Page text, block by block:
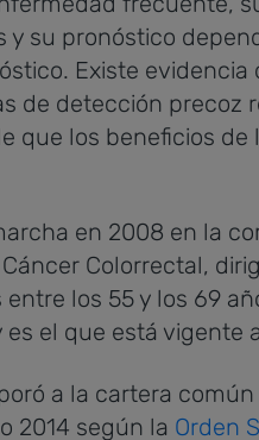
su pronóstico
Existe evidencia
de detección precoz
que los beneficios de
en 2008 en la
Colorrectal,
los 55 y los 69
el que está vigente
a la cartera
2014 según la Orden